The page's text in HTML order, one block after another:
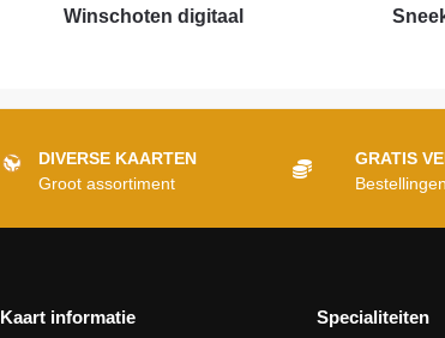
Winschoten digitaal
DIVERSE KAARTEN
Groot assortiment
GRATIS
Kaart informatie Specialiteiten